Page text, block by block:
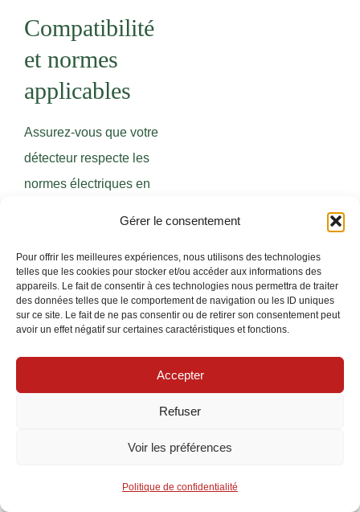
Gérer le consentement
Pour offrir les meilleures expériences, nous utilisons des technologies
telles que les cookies pour stocker et/ou accéder aux informations des
appareils. Le fait de consentir à ces technologies nous permettra de traiter
des données telles que le comportement de navigation ou les ID uniques
sur ce site. Le fait de ne pas consentir ou de retirer son consentement peut
avoir un effet négatif sur certaines caractéristiques et fonctions.
Accepter
Refuser
Voir les préférences
Politique de confidentialité
Compatibilité
et normes
applicables
Assurez-vous que votre
détecteur respecte les
normes électriques en
les installations
électriques en France. La
compatibilité avec les
systèmes d’alarme filaires
Legrand, Schneider,